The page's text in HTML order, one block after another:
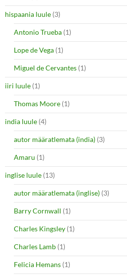
hispaania luule (3)
Antonio Trueba (1)
Lope de Vega (1)
Miguel de Cervantes (1)
iiri luule (1)
Thomas Moore (1)
india luule (4)
autor määratlemata (india) (3)
Amaru (1)
inglise luule (13)
autor määratlemata (inglise) (3)
Barry Cornwall (1)
Charles Kingsley (1)
Charles Lamb (1)
Felicia Hemans (1)